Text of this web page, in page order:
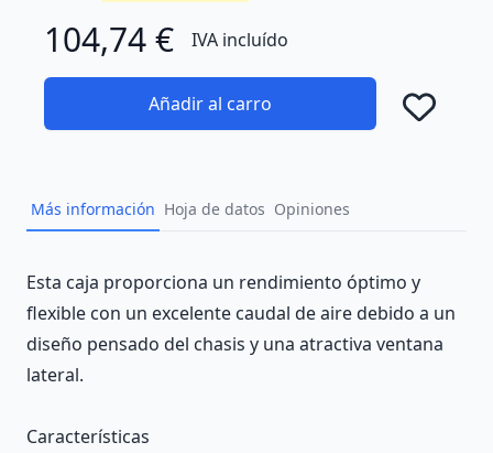
104,74 € IVA incluído
Añadir al carro
Más información Hoja de datos Opiniones
Description
Esta caja proporciona un rendimiento óptimo y
flexible con un excelente caudal de aire debido a un
diseño pensado del chasis y una atractiva ventana
lateral.
Características